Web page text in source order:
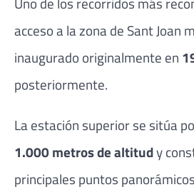
acceso a la zona de Sant Joan
inaugurado originalmente en
posteriormente.
La estación superior se sitúa
1.000 metros de altitudy
principales puntos